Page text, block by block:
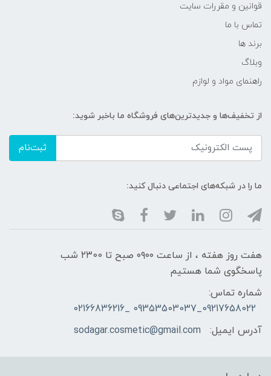
قوانین و مقررات سایت
تماس با ما
برند ها
وبلاگ
راهنمای مواد و لوازم
از تخفیف‌ها و جدیدترین‌های فروشگاه ما باخبر شوید:
ثبت‌نام
ما را در شبکه‌های اجتماعی دنبال کنید:
هفت روز هفته ، از ساعت ۰۹۰۰ صبح تا ۲۳00 شب
پاسخگوی شما هستیم
شماره تماس:
09217658022_09353503037 _02166836216
آدرس ایمیل:
sodagar.cosmetic@gmail.com